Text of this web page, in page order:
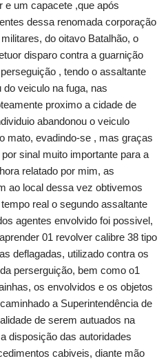
e um capacete ,que após
dessa renomada corporação
do oitavo Batalhão, o
disparo contra a guarnição
, tendo o assaltante
veiculo na fuga, nas
proximo a cidade de
abandonou o veiculo
mato, evadindo-se , mas graças
sinal muito importante para a
relatado por mim, as
ao local dessa vez obtivemos
real o segundo assaltante
agentes envolvido foi possivel,
01 revolver calibre 38 tipo
deflagadas, utilizado contra os
perserguição, bem como o1
os envolvidos e os objetos
a Superintendência de
de serem autuados na
disposição das autoridades
cabiveis, diante mão